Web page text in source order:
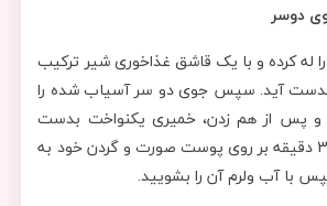
دوسر
له کرده و با یک قاشق غذاخوری شیر ترکیب
بدست آید. سپس جوی دو سر آسیاب شده را
و پس از هم زدن، خمیری یکنواخت بدست
آورید. این ماسک را 3 دقیقه بر روی پوست صورت و گردن خود به
با آب ولرم آن را بشویید.